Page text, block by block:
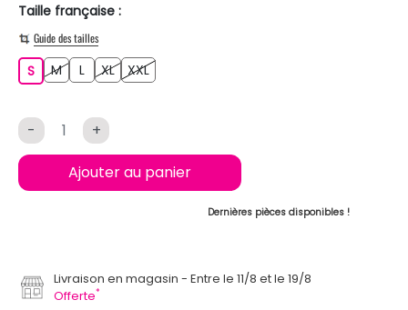
Taille française :
Guide des tailles
SS MM L XLXL XXLXXL
- +
Ajouter au panier
Dernières pièces disponibles !
Livraison en magasin
Entre le 11/8 et le 19/8
Offerte*